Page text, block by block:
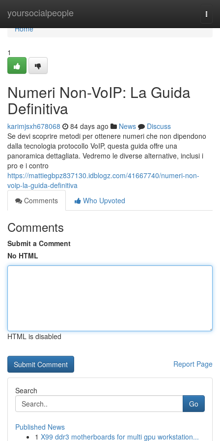
yoursocialpeople
Home
Home
1
Numeri Non-VoIP: La Guida
Definitiva
karimjsxh678068 84 days ago News
Discuss
Se devi scoprire metodi per ottenere numeri che non dipendono
dalla tecnologia protocollo VoIP, questa guida offre una
panoramica dettagliata. Vedremo le diverse alternative, inclusi i
pro e i contro
https://mattiegbpz837130.idblogz.com/41667740/numeri-non-
voip-la-guida-definitiva
Comments
Who Upvoted
Comments
Submit a Comment
No HTML
HTML is disabled
Report Page
Search
Go
Published News
1 X99 ddr3 motherboards for multi gpu workstation...